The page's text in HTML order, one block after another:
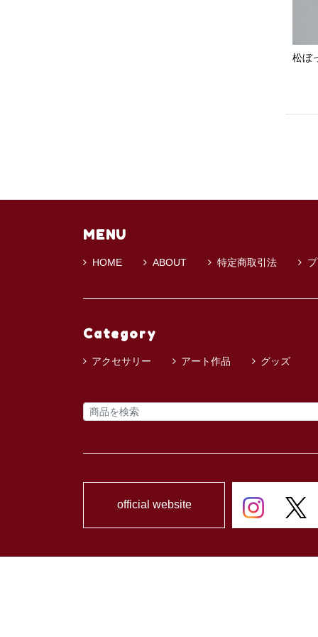
松ぼ
MENU
HOME ABOUT 特定商取引法
Category
アクセサリー アート作品 グッズ
official website